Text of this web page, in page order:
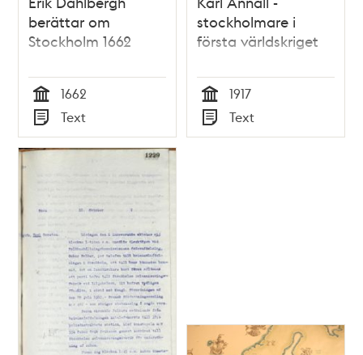
berättar om
Stockholm 1662
Tid
1662
Typ
Text
stockholmare i
första världskriget
Tid
1917
Typ
Text